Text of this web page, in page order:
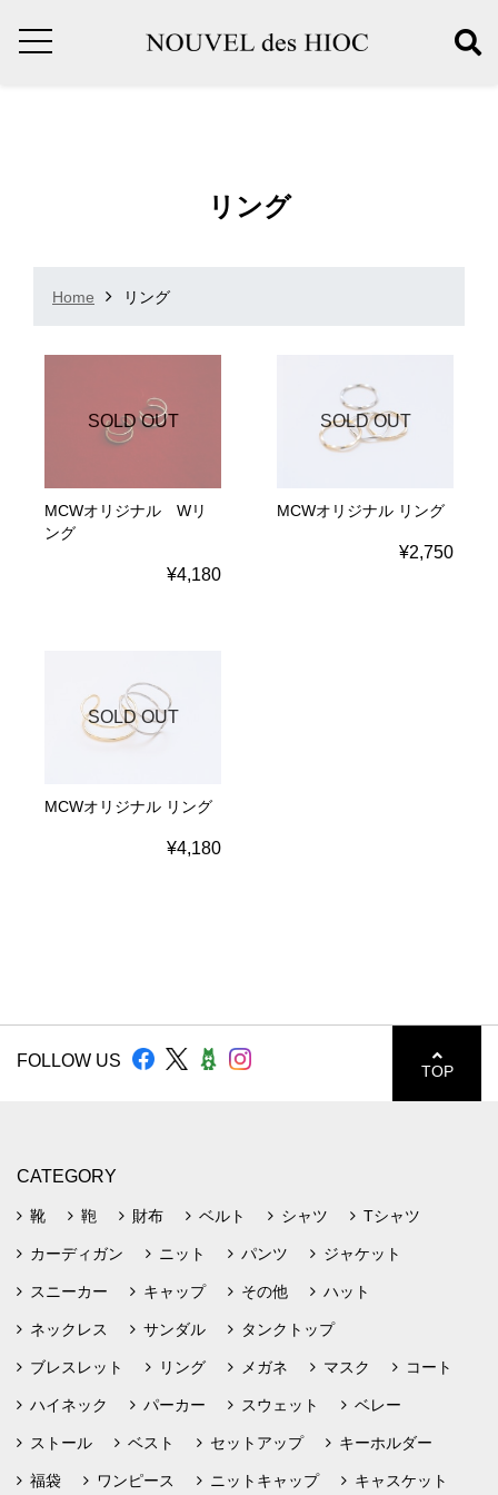
リング
Home リング
SOLD OUT
MCWオリジナル Wリ
ング
¥4,180
SOLD OUT
MCWオリジナル リング
¥2,750
SOLD OUT
MCWオリジナル リング
¥4,180
FOLLOW US
TOP
CATEGORY
靴 鞄 財布 ベルト シャツ Tシャツ
カーディガン ニット パンツ ジャケット
スニーカー キャップ その他 ハット
ネックレス サンダル タンクトップ
ブレスレット リング メガネ マスク コート
ハイネック パーカー スウェット ベレー
ストール ベスト セットアップ キーホルダー
福袋 ワンピース ニットキャップ キャスケット